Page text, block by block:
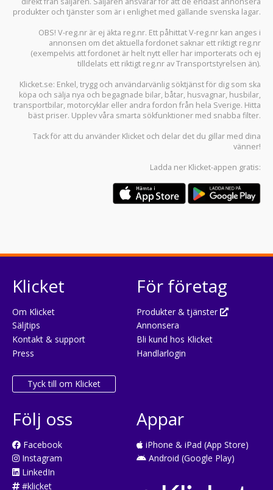
produkter och tjänster som är i enlighet med gällande svenska lagar.
OBS! V-reg.nr är ej äkta reg.nr. Ett påhittat V-reg.nr kan anges i
annonsen om det aktuella fordonet saknar ett riktigt reg.nr
(exempelvis att fordonet är helt nytt eller har importerats och ej
tilldelats ett riktigt reg.nr av Transportstyrelsen än).
Klicket.se: Enkel, trygg och användarvänlig söktjänst för dig som ska
köpa och sälja nya och begagnade bilar, båtar, husvagnar, husbilar,
transportbilar, motorcyklar eller andra fordon från hela Sverige. Hitta
bäst priser. Upplev våra smarta sökfunktioner med snabba filter.
Tack för att du använder Klicket och delar det du gillar med dina
vänner!
Ladda ner Klicket-appen gratis:
Klicket
Om Klicket
Säljtips
Kontakt & support
Press
Tyck till om Klicket
För företag
Produkter & tjänster
Annonsera
Bli kund hos Klicket
Handlarlogin
Följ oss
Facebook
Instagram
LinkedIn
#klicket
Appar
iPhone & iPad (App Store)
Android (Google Play)